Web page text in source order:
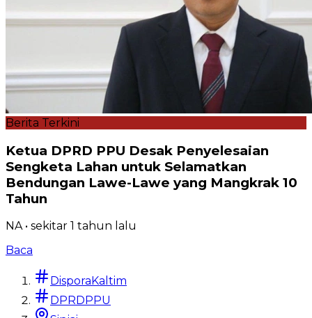
Berita Terkini
Ketua DPRD PPU Desak Penyelesaian
Sengketa Lahan untuk Selamatkan
Bendungan Lawe-Lawe yang Mangkrak 10
Tahun
NA• sekitar 1 tahun lalu
Baca
DisporaKaltim
DPRDPPU